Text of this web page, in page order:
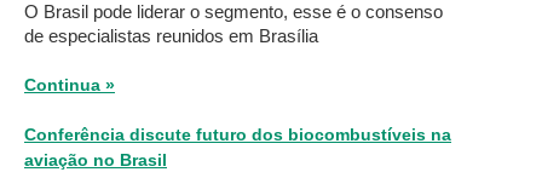
O Brasil pode liderar o segmento, esse é o consenso
de especialistas reunidos em Brasília
Continua »
Conferência discute futuro dos biocombustíveis na
aviação no Brasil